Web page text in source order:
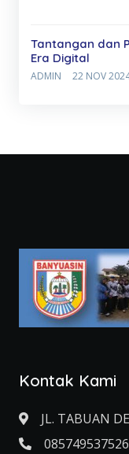
Tantangan dan
Era Digital
ADMIN 22 NOV
Kontak Kami
JL. TABUAN
085749537526